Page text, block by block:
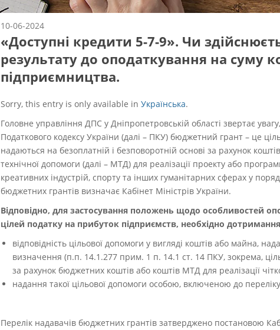
10-06-2024
«Доступні кредити 5-7-9». Чи
результату до оподаткування на суму
підприємництва.
Sorry, this entry is only available in Українська.
Головне управління ДПС у Дніпропетровській області звертає
Податкового кодексу України (далі – ПКУ) бюджетний грант – це
надаються на безоплатній і безповоротній основі за рахунок
технічної допомоги (далі – МТД) для реалізації проекту або
креативних індустрій, спорту та інших гуманітарних сферах у
бюджетних грантів визначає Кабінет Міністрів України.
Відповідно, для застосування положень щодо особливостей
цілей податку на прибуток підприємств, необхідно
відповідність цільової допомоги у вигляді коштів або майна,
визначення (п.п. 14.1.277 прим. 1 п. 14.1 ст. 14 ПКУ, зокрема,
за рахунок бюджетних коштів або коштів МТД для реалізації
надання такої цільової допомоги особою, включеною до
Перелік надавачів бюджетних грантів затверджено постановою